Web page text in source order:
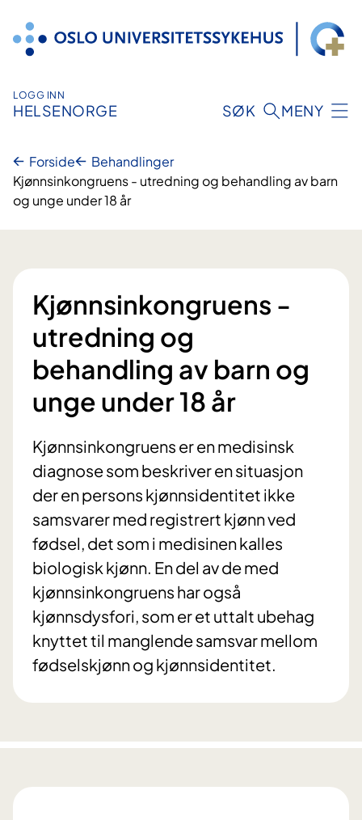
innhold
LOGG INN
HELSENORGE SØK MENY
Forside
Behandlinger
Kjønnsinkongruens - utredning og behandling av barn
og unge under 18 år
Kjønnsinkongruens -
utredning og
behandling av barn og
unge under 18 år
Kjønnsinkongruens er en medisinsk
diagnose som beskriver en situasjon
der en persons kjønnsidentitet ikke
samsvarer med registrert kjønn ved
fødsel, det som i medisinen kalles
biologisk kjønn. En del av de med
kjønnsinkongruens har også
kjønnsdysfori, som er et uttalt ubehag
knyttet til manglende samsvar mellom
fødselskjønn og kjønnsidentitet.